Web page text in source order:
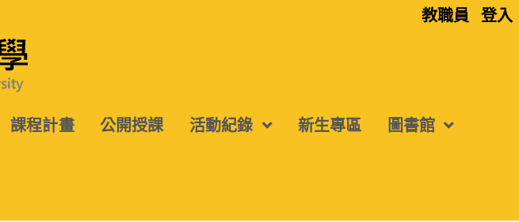
教職員 登入
課程計畫 公開授課 活動紀錄 新生專區 圖書館